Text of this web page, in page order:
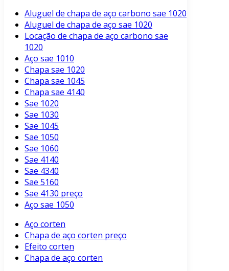
Aluguel de chapa de aço carbono sae 1020
Aluguel de chapa de aço sae 1020
Locação de chapa de aço carbono sae
1020
Aço sae 1010
Chapa sae 1020
Chapa sae 1045
Chapa sae 4140
Sae 1020
Sae 1030
Sae 1045
Sae 1050
Sae 1060
Sae 4140
Sae 4340
Sae 5160
Sae 4130 preço
Aço sae 1050
Aço corten
Chapa de aço corten preço
Efeito corten
Chapa de aço corten